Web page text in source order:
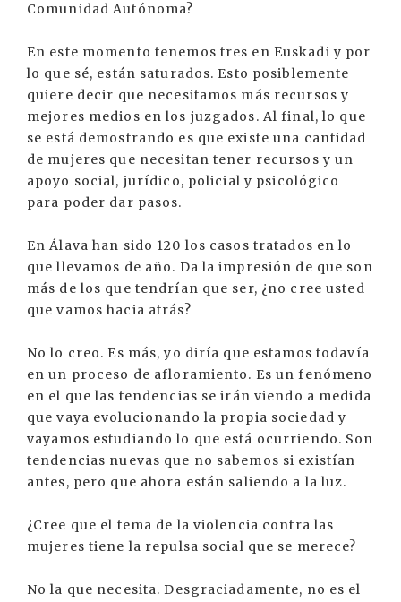
Comunidad Autónoma?
En este momento tenemos tres en Euskadi y por
lo que sé, están saturados. Esto posiblemente
quiere decir que necesitamos más recursos y
mejores medios en los juzgados. Al final, lo que
se está demostrando es que existe una cantidad
de mujeres que necesitan tener recursos y un
apoyo social, jurídico, policial y psicológico
para poder dar pasos.
En Álava han sido 120 los casos tratados en lo
que llevamos de año. Da la impresión de que son
más de los que tendrían que ser, ¿no cree usted
que vamos hacia atrás?
No lo creo. Es más, yo diría que estamos todavía
en un proceso de afloramiento. Es un fenómeno
en el que las tendencias se irán viendo a medida
que vaya evolucionando la propia sociedad y
vayamos estudiando lo que está ocurriendo. Son
tendencias nuevas que no sabemos si existían
antes, pero que ahora están saliendo a la luz.
¿Cree que el tema de la violencia contra las
mujeres tiene la repulsa social que se merece?
No la que necesita. Desgraciadamente, no es el